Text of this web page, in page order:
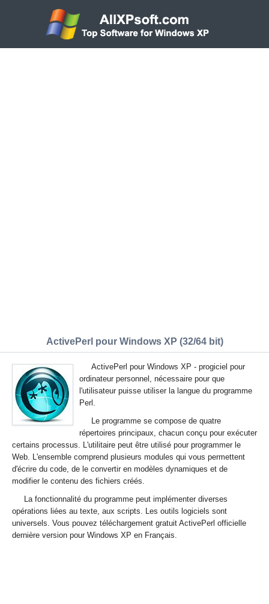
ActivePerl pour Windows XP (32/64 bit)
ActivePerl pour Windows XP - progiciel pour
ordinateur personnel, nécessaire pour que
l'utilisateur puisse utiliser la langue du programme
Perl.
Le programme se compose de quatre
répertoires principaux, chacun conçu pour exécuter
certains processus. L'utilitaire peut être utilisé pour programmer le
Web. L'ensemble comprend plusieurs modules qui vous permettent
d'écrire du code, de le convertir en modèles dynamiques et de
modifier le contenu des fichiers créés.
La fonctionnalité du programme peut implémenter diverses
opérations liées au texte, aux scripts. Les outils logiciels sont
universels. Vous pouvez téléchargement gratuit ActivePerl officielle
dernière version pour Windows XP en Français.